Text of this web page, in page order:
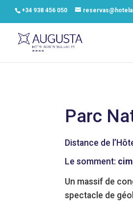
+34 938 456 050
Parc
Distance de
Le somment:
Un massif de
spectacle de